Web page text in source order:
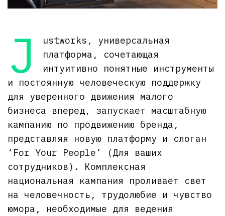
J
ustworks, универсальная
платформа, сочетающая
интуитивно понятные инструменты
и постоянную человеческую поддержку
для уверенного движения малого
бизнеса вперед, запускает масштабную
кампанию по продвижению бренда,
представляя новую платформу и слоган
‘For Your People’ (Для ваших
сотрудников). Комплексная
национальная кампания проливает свет
на человечность, трудолюбие и чувство
юмора, необходимые для ведения